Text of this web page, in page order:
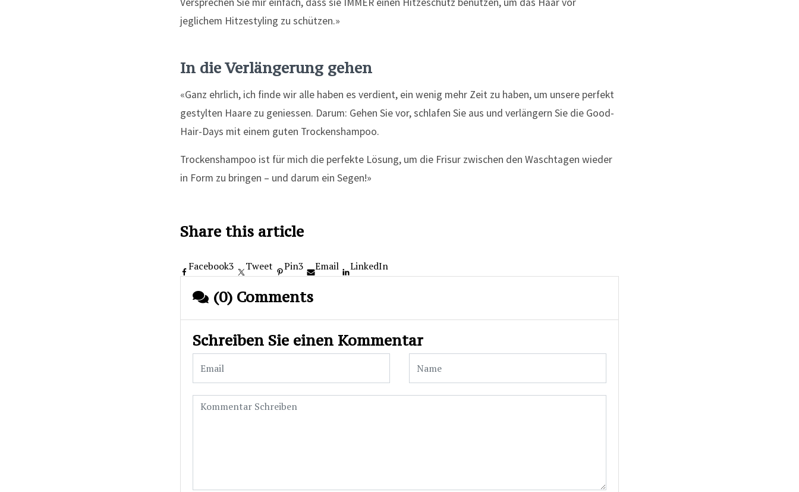
jeglichem Hitzestyling zu schützen.»
In die Verlängerung gehen
«Ganz ehrlich, ich finde wir alle haben es verdient, ein wenig mehr Zeit zu haben, um unsere perfekt
gestylten Haare zu geniessen. Darum: Gehen Sie vor, schlafen Sie aus und verlängern Sie die Good-
Hair-Days mit einem guten Trockenshampoo.
Trockenshampoo ist für mich die perfekte Lösung, um die Frisur zwischen den Waschtagen wieder
in Form zu bringen – und darum ein Segen!»
Share this article
Facebook3 Tweet Pin3 Email LinkedIn
(0) Comments
Schreiben Sie einen Kommentar